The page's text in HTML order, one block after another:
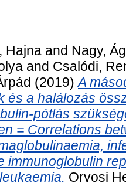
Hajna and Nagy,
and Csalódi,
(2019)A
és a halálozás
pótlás
= Correlations
immunoglobulin
Orvosi